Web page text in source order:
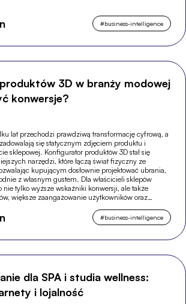
#business-intelligence
3D w branży modowej
konwersje?
lat przechodzi prawdziwą transformację cyfrową, a
się statycznym zdjęciem produktu i
sklepowej. Konfigurator produktów 3D stał się
narzędzi, które łączą świat fizyczny ze
kupującym dosłownie projektować ubrania,
z własnym gustem. Dla właścicieli sklepów
nie tylko wyższe wskaźniki konwersji, ale także
większe zaangażowanie użytkowników oraz
#business-intelligence
dla SPA i studia wellness:
i lojalność